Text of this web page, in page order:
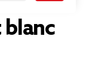
blanc